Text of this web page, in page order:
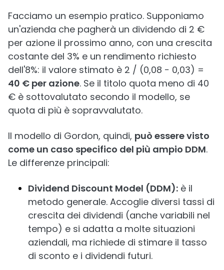
Facciamo un esempio pratico. Supponiamo
un'azienda che pagherà un dividendo di 2 €
per azione il prossimo anno, con una crescita
costante del 3% e un rendimento richiesto
dell'8%: il valore stimato è 2 / (0,08 − 0,03) =
40 € per azione. Se il titolo quota meno di 40
€ è sottovalutato secondo il modello, se
quota di più è sopravvalutato.
Il modello di Gordon, quindi, può essere visto
come un caso specifico del più ampio DDM.
Le differenze principali:
Dividend Discount Model (DDM): è il
metodo generale. Accoglie diversi tassi di
crescita dei dividendi (anche variabili nel
tempo) e si adatta a molte situazioni
aziendali, ma richiede di stimare il tasso
di sconto e i dividendi futuri.